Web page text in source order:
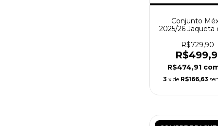
Conjunto
2025/26 Jaqueta
Preto
R$729,90
R$474,91
3 x de R$166,63